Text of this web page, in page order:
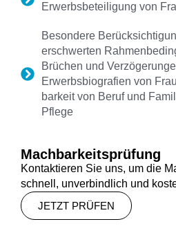
Erwerbsbeteiligung von
Besondere
erschwerten
Brüchen und
Erwerbsbiografien von
barkeit von Beruf und
Pflege
Machbarkeitsprüfung
Kontaktieren Sie uns, um die
schnell, unverbindlich und
JETZT PRÜFEN